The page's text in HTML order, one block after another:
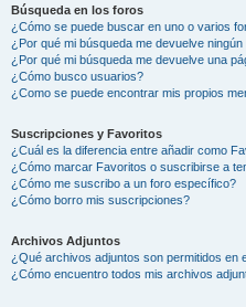
Búsqueda en los foros
¿Cómo se puede buscar en uno o varios
¿Por qué mi búsqueda me devuelve
¿Por qué mi búsqueda me devuelve una
¿Cómo busco usuarios?
¿Como se puede encontrar mis propios
Suscripciones y Favoritos
¿Cuál es la diferencia entre añadir como
¿Cómo marcar Favoritos o suscribirse a
¿Cómo me suscribo a un foro específico?
¿Cómo borro mis suscripciones?
Archivos Adjuntos
¿Qué archivos adjuntos son permitidos en
¿Cómo encuentro todos mis archivos